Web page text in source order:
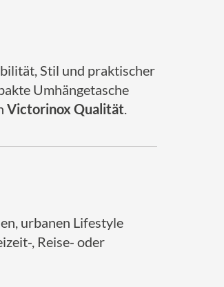
Stil und praktischer
Umhängetasche
Victorinox Qualität.
urbanen Lifestyle
, Reise- oder